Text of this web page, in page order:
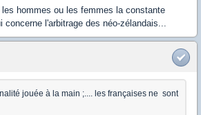
hommes ou les femmes la constante
concerne l'arbitrage des néo-zélandais...
jouée à la main ;.... les françaises ne sont